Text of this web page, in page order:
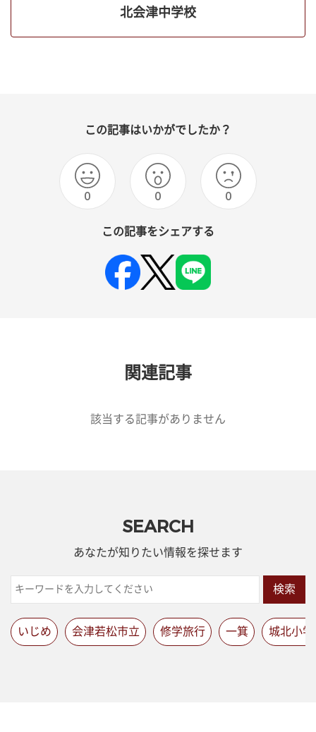
北会津中学校
この記事はいかがでしたか？
0 0 0
この記事をシェアする
関連記事
該当する記事がありません
SEARCH
あなたが知りたい情報を探せます
検索
いじめ 会津若松市立 修学旅行 一箕 城北小